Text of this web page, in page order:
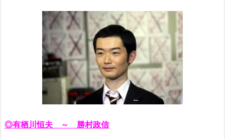
◎有栖川恒夫 ～ 勝村政信